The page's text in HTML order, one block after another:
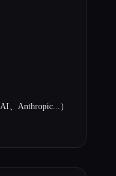
、Anthropic...）